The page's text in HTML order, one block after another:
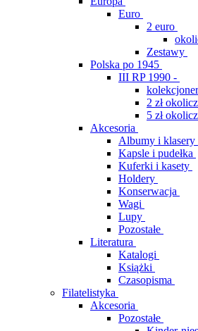
Euro
2 euro
Zestawy
Polska po 1945
III RP 1990 -
2 zł
5 zł
Akcesoria
Albumy i klasery
Kapsle i pudełka
Kuferki i kasety
Holdery
Konserwacja
Wagi
Lupy
Pozostałe
Literatura
Katalogi
Książki
Czasopisma
Filatelistyka
Akcesoria
Pozostałe